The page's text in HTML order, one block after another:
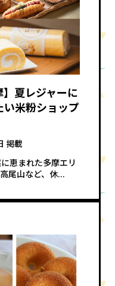
夏レジャーに
米粉ショップ
掲載
恵まれた多摩エリ
尾山など、休...